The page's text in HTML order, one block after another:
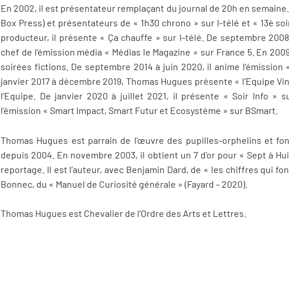
En 2002, il est présentateur remplaçant du journal de 20h en
Box Press) et présentateurs de « 1h30 chrono » sur I-télé et « 13è
producteur, il présente « Ça chauffe » sur I-télé. De septembre
chef de l’émission média « Médias le Magazine » sur France 5. En
soirées fictions. De septembre 2014 à juin 2020, il anime
janvier 2017 à décembre 2019, Thomas Hugues présente « l’Equipe
l’Equipe. De janvier 2020 à juillet 2021, il présente « Soir Info »
l’émission « Smart Impact, Smart Futur et Ecosystème » sur BSmart.
Thomas Hugues est parrain de l’œuvre des pupilles-orphelins et
depuis 2004. En novembre 2003, il obtient un 7 d’or pour « Sept à
reportage. Il est l’auteur, avec Benjamin Dard, de « les chiffres qui
Bonnec, du « Manuel de Curiosité générale » (Fayard – 2020).
Thomas Hugues est Chevalier de l’Ordre des Arts et Lettres.